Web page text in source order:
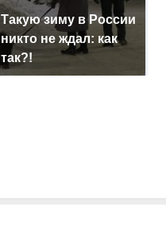
Такую зиму в России
никто не ждал: как
так?!